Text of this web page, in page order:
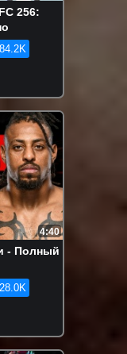
256:
84.2K
4:40
- Полный
28.0K